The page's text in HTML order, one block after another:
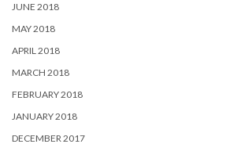
JUNE 2018
MAY 2018
APRIL 2018
MARCH 2018
FEBRUARY 2018
JANUARY 2018
DECEMBER 2017